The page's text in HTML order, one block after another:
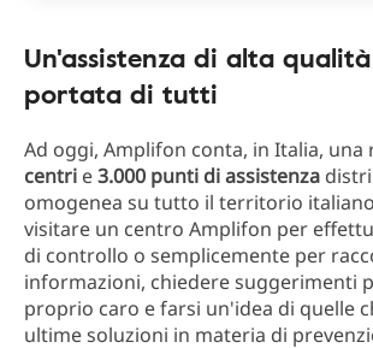
Un'assistenza di alta
portata di tutti
Ad oggi, Amplifon conta, in Italia, una
centri e3.000 punti di assistenza
omogenea su tutto il territorio
visitare un centro Amplifon per
di controllo o semplicemente per
informazioni, chiedere suggerimenti
proprio caro e farsi un'idea di quelle
ultime soluzioni in materia di